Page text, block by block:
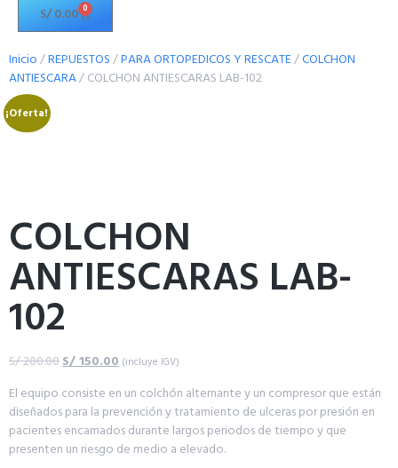
S/0.00 0
Inicio/REPUESTOS/PARA ORTOPEDICOS Y RESCATE/COLCHON
ANTIESCARA/ COLCHON ANTIESCARAS LAB-102
¡Oferta!
COLCHON
ANTIESCARAS LAB-
102
S/200.00S/150.00 (incluye IGV)
El equipo consiste en un colchón alternante y un compresor que están
diseñados para la prevención y tratamiento de ulceras por presión en
pacientes encamados durante largos periodos de tiempo y que
presenten un riesgo de medio a elevado.